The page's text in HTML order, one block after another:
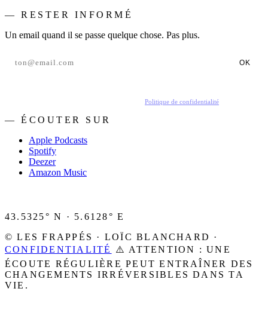
— RESTER INFORMÉ
Un email quand il se passe quelque chose. Pas plus.
OK
Politique de confidentialité
— ÉCOUTER SUR
Apple Podcasts
Spotify
Deezer
Amazon Music
43.5325° N · 5.6128° E
© LES FRAPPÉS · LOÏC BLANCHARD ·
CONFIDENTIALITÉ
⚠️ ATTENTION : UNE
ÉCOUTE RÉGULIÈRE PEUT ENTRAÎNER DES
CHANGEMENTS IRRÉVERSIBLES DANS TA
VIE.